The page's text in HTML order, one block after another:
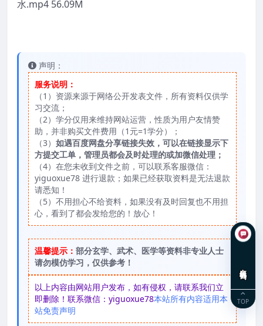
水.mp4 56.09M
声明：
服务说明：
（1）资源来源于网络公开发表文件，所有资料仅供学
习交流；
（2）学分仅用来维持网站运营，性质为用户友情赞
助，并非购买文件费用（1元=1学分）；
（3） 如遇百度网盘分享链接失效，可以在链接显示下
方提交工单，管理员都会及时处理的或加微信处理；
（4）在您未收到文件之前，可以联系客服微信：
yiguoxue78 进行退款；如果已经获取资料是无法退款
请悉知！
（5）不用担心不给资料，如果没有及时回复也不用担
心，看到了都会发给您的！放心！
温馨提示： 部分玄学、武术、医学等资料非专业人士
请勿模仿学习，仅供参考！
以上内容由网站用户发布，如有侵权，请联系我们立
即删除！联系微信：yiguoxue78本站所有内容适用本
站免责声明
TOP